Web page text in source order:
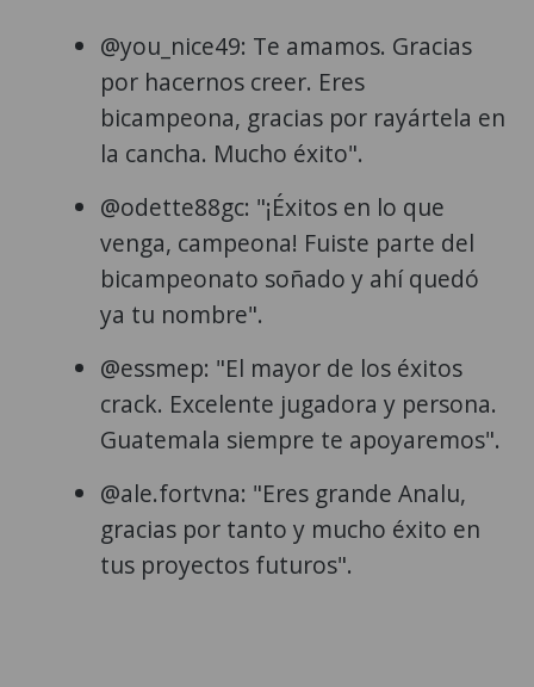
@you_nice49: Te amamos. Gracias
por hacernos creer. Eres
bicampeona, gracias por rayártela en
la cancha. Mucho éxito".
@odette88gc: "¡Éxitos en lo que
venga, campeona! Fuiste parte del
bicampeonato soñado y ahí quedó
ya tu nombre".
@essmep: "El mayor de los éxitos
crack. Excelente jugadora y persona.
Guatemala siempre te apoyaremos".
@ale.fortvna: "Eres grande Analu,
gracias por tanto y mucho éxito en
tus proyectos futuros".